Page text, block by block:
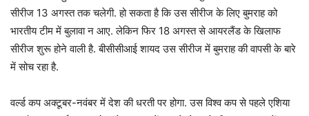
सीरीज 13 अगस्त तक चलेगी. हो सकता है कि उस सीरीज के लिए बुमराह को
भारतीय टीम में बुलावा न आए. लेकिन फिर 18 अगस्त से आयरलैंड के खिलाफ
सीरीज शुरू होने वाली है. बीसीसीआई शायद उस सीरीज में बुमराह की वापसी के बारे
में सोच रहा है.
वर्ल्ड कप अक्टूबर-नवंबर में देश की धरती पर होगा. उस विश्व कप से पहले एशिया